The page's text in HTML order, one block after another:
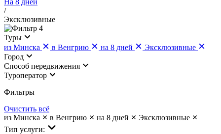
/
Эксклюзивные
4
Туры
из Минска
в Венгрию на 8 дней
Эксклюзивные
Город
Cпособ передвижения
Туроператор
Фильтры
Очистить всё
из Минска
в Венгрию на 8 дней
Эксклюзивные
Тип услуги: